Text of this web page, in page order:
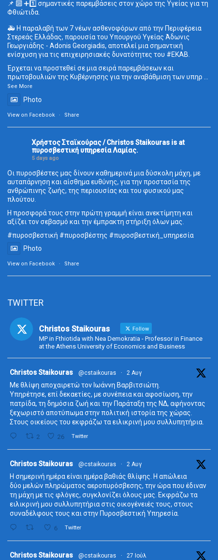
📌 🔟 ➕1️⃣ σημαντικές παρεμβάσεις στον χώρο της Υγείας για τη
Φθιώτιδα.
🚑 Η παραλαβή των 7 νέων ασθενοφόρων από την Περιφέρεια
Στερεάς Ελλάδας, παρουσία του Υπουργού Υγείας Άδωνις
Γεωργιάδης - Adonis Georgiadis, αποτελεί μια σημαντική
ενίσχυση για τις επιχειρησιακές δυνατότητες του #ΕΚΑΒ
Έρχεται να προστεθεί σε μια σειρά παρεμβάσεων και
πρωτοβουλιών της Κυβέρνησης για την αναβάθμιση των υπηρ
See More
Photo
View on Facebook · Share
Χρήστος Σταϊκούρας / Christos Staikouras is at
πυροσβεστική υπηρεσία Λαμίας.
5 days ago
Οι πυροσβέστες μας δίνουν καθημερινά μια δύσκολη μάχη, με
αυταπάρνηση και αίσθημα ευθύνης, για την προστασία της
ανθρώπινης ζωής, της περιουσίας και του φυσικού μας
πλούτου.
Η προσφορά τους στην πρώτη γραμμή είναι ανεκτίμητη και
αξίζει τον σεβασμό και την έμπρακτη στήριξη όλων μας.
#πυροσβεστική #πυροσβέστης #πυροσβεστική_ υπηρεσία
Photo
View on Facebook · Share
TWITTER
Christos Staikouras Follow
MP in Fthiotida with Nea Demokratia - Professor in Finance
at the Athens University of Economics and Business
Christos Staikouras @cstaikouras · 2 Αυγ
Με θλίψη αποχαιρετώ τον Ιωάννη Βαρβιτσιώτη.
Υπηρέτησε, επί δεκαετίες, με συνέπεια και αφοσίωση, την
πατρίδα, τη δημόσια ζωή και την Παράταξη της ΝΔ, αφήνοντας
ξεχωριστό αποτύπωμα στην πολιτική ιστορία της χώρας.
Στους οικείους του εκφράζω τα ειλικρινή μου συλλυπητήρια.
2 26 Twitter
Christos Staikouras @cstaikouras · 2 Αυγ
Η σημερινή ημέρα είναι ημέρα βαθιάς θλίψης. Η απώλεια
δύο μελών πληρώματος αεροπυρόσβεσης, την ώρα που έδιναν
τη μάχη με τις φλόγες, συγκλονίζει όλους μας. Εκφράζω τα
ειλικρινή μου συλλυπητήρια στις οικογένειές τους, στους
συναδέλφους τους και στην Πυροσβεστική Υπηρεσία.
6 Twitter
Christos Staikouras @cstaikouras · 27 Ιούλ